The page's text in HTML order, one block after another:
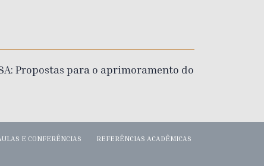
Propostas para o aprimoramento do
E CONFERÊNCIAS REFERÊNCIAS ACADÊMICAS